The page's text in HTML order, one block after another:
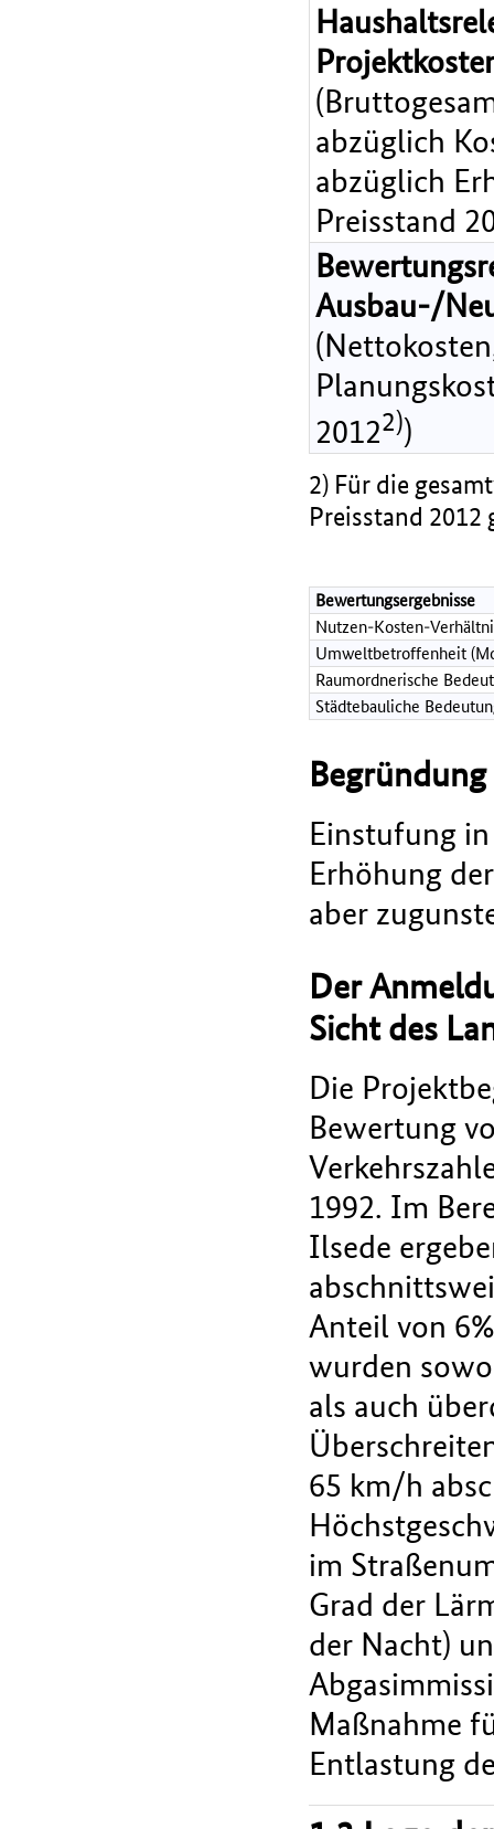
abzüglich
abzüglich
Preisstand
Ausbau-/
20122))
2) Für die
Preisstand 2012
Bewertungsergebnisse
Nutzen-Kosten-
Umweltbetroffenheit
Raumordnerische
Städtebauliche
Einstufung
Erhöhung
aber
Der
Sicht des
Die
Bewertung
1992. Im
Ilsede
Anteil von
wurden
als auch
65 km/h
im
Grad der
der Nacht)
Maßnahme
Entlastung